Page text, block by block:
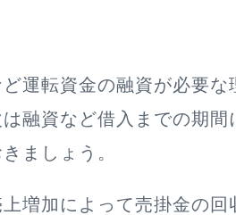
運転資金の融資が必要な
融資など借入までの期間
ましょう。
増加によって売掛金の回